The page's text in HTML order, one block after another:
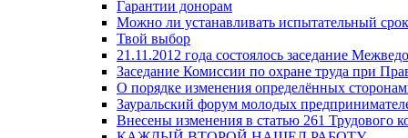
Гарантии донорам
Можно ли устанавливать испытательный
Твой выбор
21.11.2012 года состоялось заседание
Заседание Комиссии по охране труда при
О порядке изменения определённых
Зауральский форум молодых
Внесены изменения в статью 261 Трудового